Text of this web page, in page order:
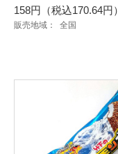
158円（税込170.64円）
販売地域： 全国